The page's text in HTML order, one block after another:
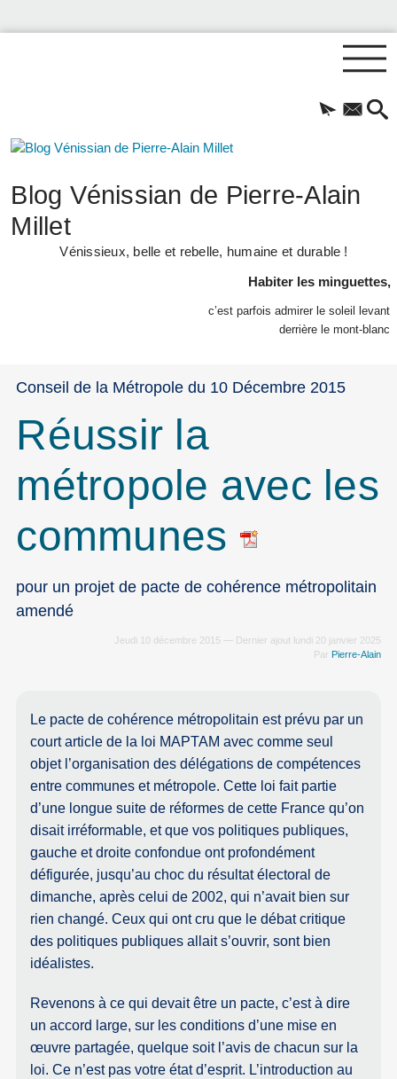
Blog Vénissian de Pierre-Alain
Millet
Vénissieux, belle et rebelle, humaine et durable !
Habiter les minguettes,
c’est parfois admirer le soleil levant
derrière le mont-blanc
Conseil de la Métropole du 10 Décembre 2015
Réussir la
métropole avec les
communes
pour un projet de pacte de cohérence métropolitain
amendé
Jeudi 10 décembre 2015 — Dernier ajout lundi 20 janvier 2025
Par Pierre-Alain
Le pacte de cohérence métropolitain est prévu par un
court article de la loi MAPTAM avec comme seul
objet l’organisation des délégations de compétences
entre communes et métropole. Cette loi fait partie
d’une longue suite de réformes de cette France qu’on
disait irréformable, et que vos politiques publiques,
gauche et droite confondue ont profondément
défigurée, jusqu’au choc du résultat électoral de
dimanche, après celui de 2002, qui n’avait bien sur
rien changé. Ceux qui ont cru que le débat critique
des politiques publiques allait s’ouvrir, sont bien
idéalistes.
Revenons à ce qui devait être un pacte, c’est à dire
un accord large, sur les conditions d’une mise en
œuvre partagée, quelque soit l’avis de chacun sur la
loi. Ce n’est pas votre état d’esprit. L’introduction au